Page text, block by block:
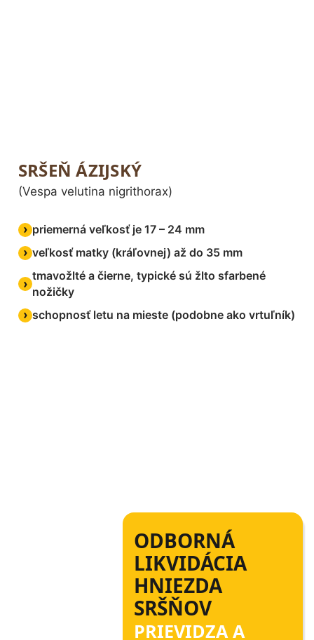
SRŠEŇ ÁZIJSKÝ
(Vespa velutina nigrithorax)
priemerná veľkosť je 17 – 24 mm
veľkosť matky (kráľovnej) až do 35 mm
tmavožlté a čierne, typické sú žlto sfarbené
nožičky
schopnosť letu na mieste (podobne ako vrtuľník)
ODBORNÁ
LIKVIDÁCIA
HNIEZDA
SRŠŇOV
PRIEVIDZA A